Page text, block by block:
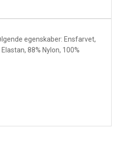
egenskaber: Ensfarvet,
88% Nylon, 100%